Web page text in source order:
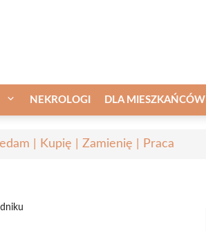
NEKROLOGI DLA MIESZKAŃCÓW
| Kupię | Zamienię | Praca